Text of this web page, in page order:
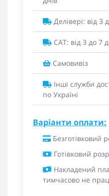
Делівері: від 3
САТ: від 3 до 7
Самовивіз
Інші служби
по Україні
Варіанти оплати:
Безготівковий
Готівковий
Накладений
тимчасово не